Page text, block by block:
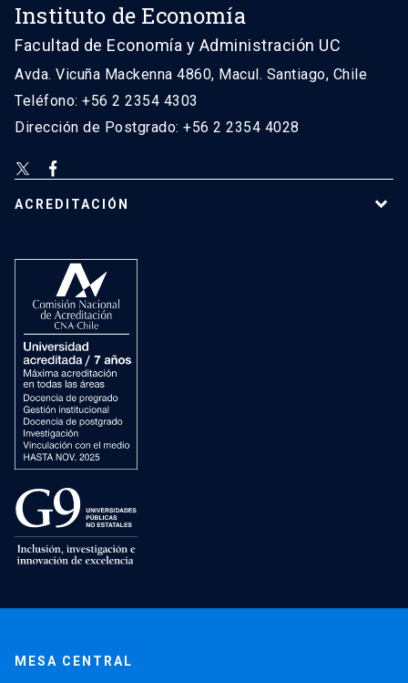
Instituto de Economía
Facultad de Economía y Administración UC
Avda. Vicuña Mackenna 4860, Macul. Santiago, Chile
Teléfono: +56 2 2354 4303
Dirección de Postgrado: +56 2 2354 4028
ACREDITACIÓN
MESA CENTRAL